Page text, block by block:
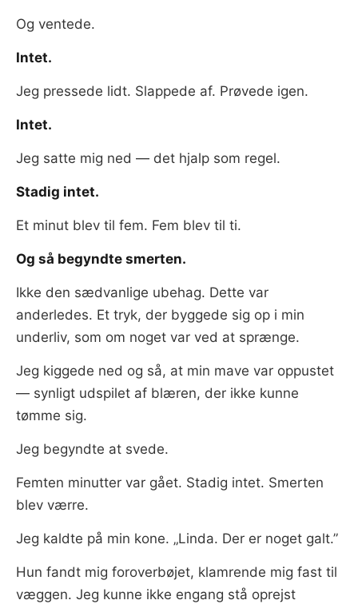
Og ventede.
Intet.
Jeg pressede lidt. Slappede af. Prøvede igen.
Intet.
Jeg satte mig ned — det hjalp som regel.
Stadig intet.
Et minut blev til fem. Fem blev til ti.
Og så begyndte smerten.
Ikke den sædvanlige ubehag. Dette var
anderledes. Et tryk, der byggede sig op i min
underliv, som om noget var ved at sprænge.
Jeg kiggede ned og så, at min mave var oppustet
— synligt udspilet af blæren, der ikke kunne
tømme sig.
Jeg begyndte at svede.
Femten minutter var gået. Stadig intet. Smerten
blev værre.
Jeg kaldte på min kone. „Linda. Der er noget galt.”
Hun fandt mig foroverbøjet, klamrende mig fast til
væggen. Jeg kunne ikke engang stå oprejst